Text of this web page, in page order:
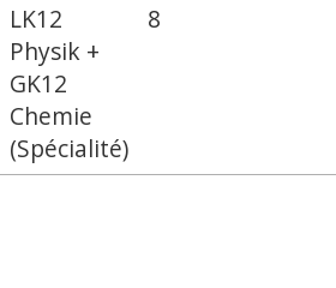
LK12
Physik +
GK12
Chemie
(Spécialité)
8